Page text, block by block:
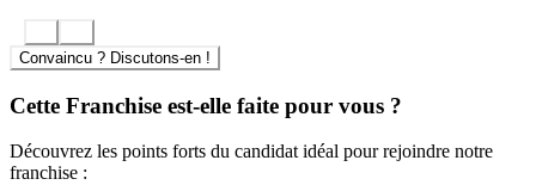
Convaincu ? Discutons-en !
Cette Franchise est-elle faite pour vous ?
Découvrez les points forts du candidat idéal pour rejoindre notre
franchise :